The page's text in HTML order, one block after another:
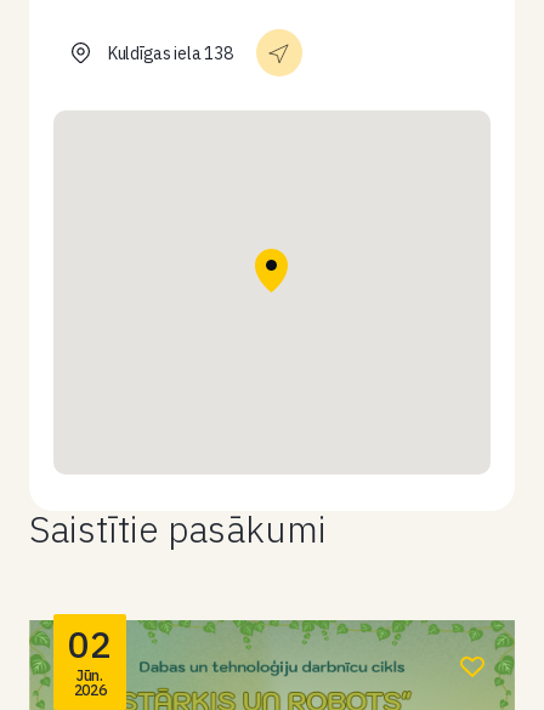
Kuldīgas iela 138
Saistītie pasākumi
02
Jūn.
2026